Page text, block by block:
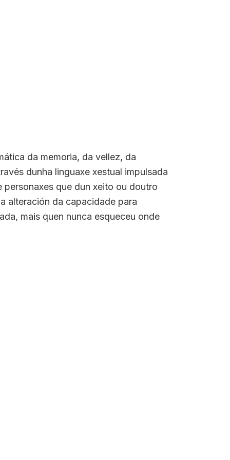
da memoria, da vellez, da
dunha linguaxe xestual impulsada
que dun xeito ou doutro
alteración da capacidade para
mais quen nunca esqueceu onde